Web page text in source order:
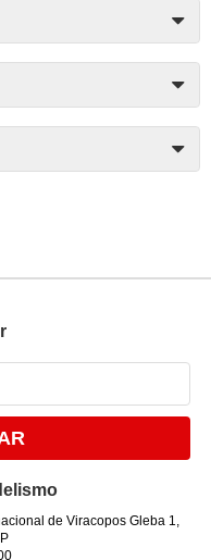
de Viracopos Gleba 1,